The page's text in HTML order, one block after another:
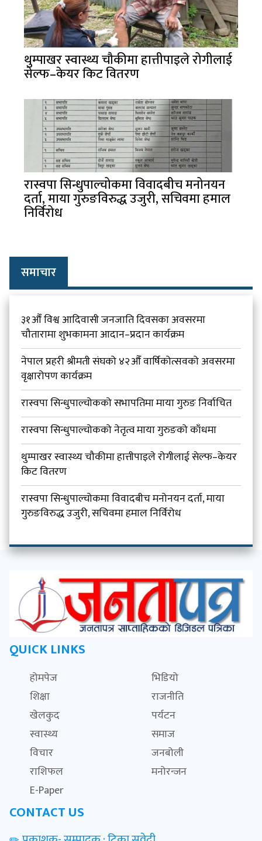
थुम्पाखर स्वास्थ्य चौकीमा हात्तीपाइले रोगीलाई
सेल्फ–केयर किट वितरण
रास्वपा सिन्धुपाल्चोकमा विवादबीच मनोनयन
दर्ता, माया गुरुङविरुद्ध उजुरी, सचिवमा हमाल
निर्विरोध
समाचार
३१औँ विश्व आदिवासी जनजाति दिवसका अवसरमा
चौतारामा शुभकामना आदान–प्रदान कार्यक्रम
नेपाल प्रहरी श्रीमती संघको ४२औँ वार्षिकोत्सवको अवसरमा
वृक्षारोपण कार्यक्रम
रास्वपा सिन्धुपाल्चोकको सभापतिमा माया गुरुङ निर्वाचित
रास्वपा सिन्धुपाल्चोकको नेतृत्व माया गुरुङको काँधमा
थुम्पाखर स्वास्थ्य चौकीमा हात्तीपाइले रोगीलाई सेल्फ–केयर
किट वितरण
रास्वपा सिन्धुपाल्चोकमा विवादबीच मनोनयन दर्ता, माया
गुरुङविरुद्ध उजुरी, सचिवमा हमाल निर्विरोध
QUICK LINKS
होमपेज
भिडियो
शिक्षा
राजनीति
खेलकुद
पर्यटन
स्वास्थ्य
समाज
विचार
जनबोली
राशिफल
मनोरन्जन
E-Paper
CONTACT US